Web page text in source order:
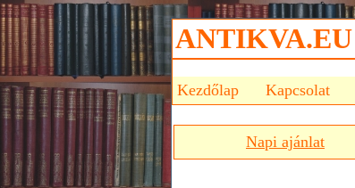
ANTIKVA.EU
Kezdőlap Kapcsolat
Napi ajánlat